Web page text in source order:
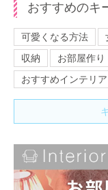
おすすめのキ
可愛くなる方法
収納
お部屋作り
おすすめインテリ